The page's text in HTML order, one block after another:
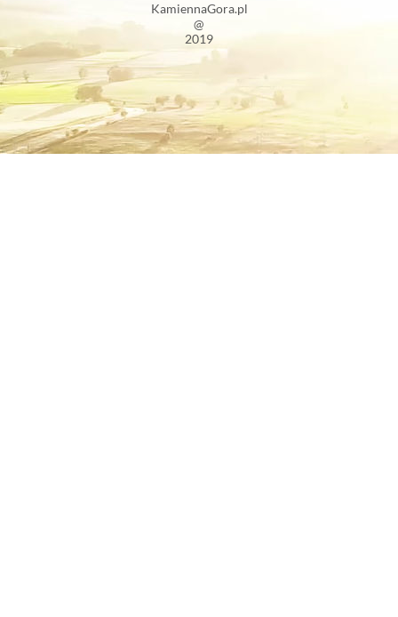
KamiennaGora.pl
@
2019